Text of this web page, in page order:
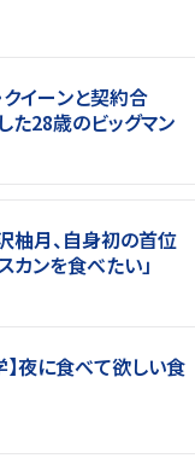
クイーンと契約合
28歳のビッグマン
柚月、自身初の首位
カンを食べたい」
】夜に食べて欲しい食